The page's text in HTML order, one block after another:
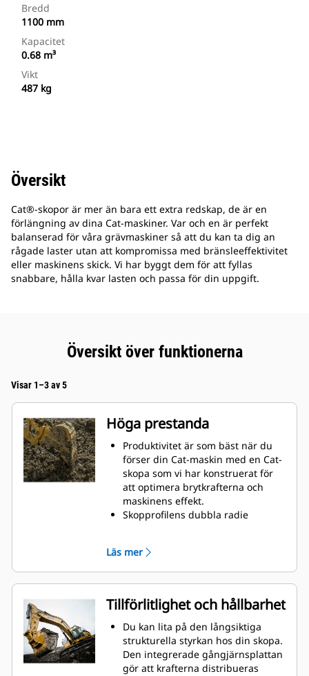
Bredd
1100 mm
Kapacitet
0.68 m³
Vikt
487 kg
Översikt
Cat®-skopor är mer än bara ett extra redskap, de är en
förlängning av dina Cat-maskiner. Var och en är perfekt
balanserad för våra grävmaskiner så att du kan ta dig an
rågade laster utan att kompromissa med bränsleeffektivitet
eller maskinens skick. Vi har byggt dem för att fyllas
snabbare, hålla kvar lasten och passa för din uppgift.
Översikt över funktionerna
Visar 1–3 av 5
Höga prestanda
Produktivitet är som bäst när du
förser din Cat-maskin med en Cat-
skopa som vi har konstruerat för
att optimera brytkrafterna och
maskinens effekt.
Skopprofilens dubbla radie
frigång säkerställer att skopans
botten inte släpar, vilket minskar
underhållskostnaderna.
Bränsleförbrukningstoppar under
grävning. Cat-skoporna är
utformade för att skära genom
material snabbt och förbättra
maskinens totala effektivitet.
Lasta mer material på kortare tid.
Läs mer
Tillförlitlighet och hållbarhet
Du kan lita på den långsiktiga
strukturella styrkan hos din skopa.
Den integrerade gångjärnsplattan
gör att krafterna distribueras